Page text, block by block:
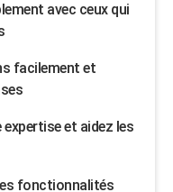
avec ceux qui
facilement et
et aidez les
fonctionnalités